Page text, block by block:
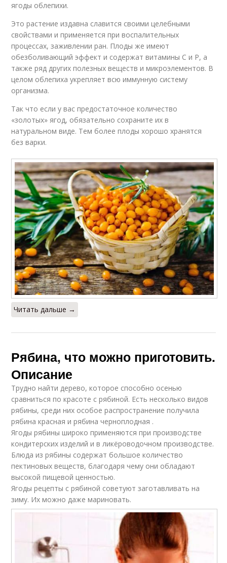
ягоды облепихи.
Это растение издавна славится своими целебными
свойствами и применяется при воспалительных
процессах, заживлении ран. Плоды же имеют
обезболивающий эффект и содержат витамины С и Р, а
также ряд других полезных веществ и микроэлементов. В
целом облепиха укрепляет всю иммунную систему
организма.
Так что если у вас предостаточное количество
«золотых» ягод, обязательно сохраните их в
натуральном виде. Тем более плоды хорошо хранятся
без варки.
Читать дальше →
Рябина, что можно приготовить.
Описание
Трудно найти дерево, которое способно осенью
сравниться по красоте с рябиной. Есть несколько видов
рябины, среди них особое распространение получила
рябина красная и рябина черноплодная .
Ягоды рябины широко применяются при производстве
кондитерских изделий и в ликёроводочном производстве.
Блюда из рябины содержат большое количество
пектиновых веществ, благодаря чему они обладают
высокой пищевой ценностью.
Ягоды рецепты с рябиной советуют заготавливать на
зиму. Их можно даже мариновать.